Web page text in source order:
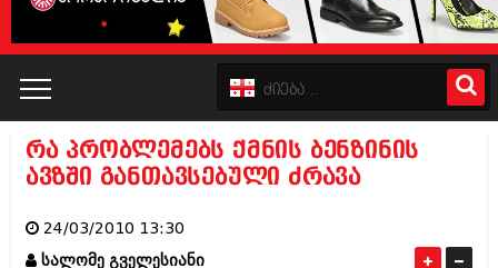
კატალოგი
ინტერვიუები
რა პრობლემებს ქმნის ბენზინის
ავზში განთავსებული ძრავა
24/03/2010 13:30
სალომე გველესიანი